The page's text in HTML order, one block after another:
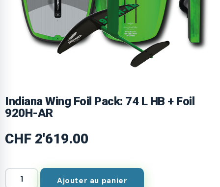
Indiana Wing Foil Pack: 74 L HB + Foil
920H-AR
CHF 2'619.00
Ajouter au panier